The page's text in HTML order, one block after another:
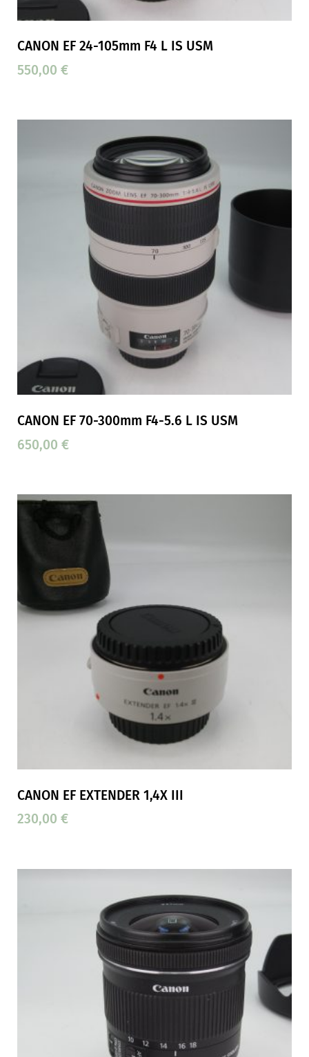
CANON EF 24-105mm F4 L IS USM
550,00 €
CANON EF 70-300mm F4-5.6 L IS USM
650,00 €
CANON EF EXTENDER 1,4X III
230,00 €